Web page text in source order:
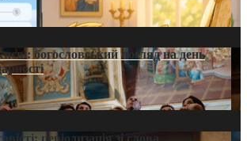
богословський погляд на день
періодизація зі слова